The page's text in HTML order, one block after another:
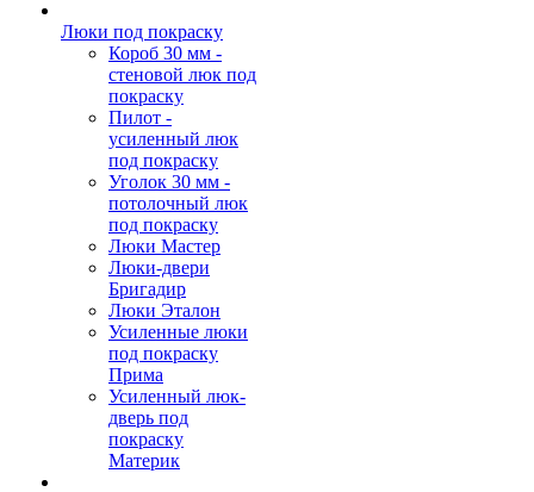
Люки под покраску
Короб 30 мм -
стеновой люк под
покраску
Пилот -
усиленный люк
под покраску
Уголок 30 мм -
потолочный люк
под покраску
Люки Мастер
Люки-двери
Бригадир
Люки Эталон
Усиленные люки
под покраску
Прима
Усиленный люк-
дверь под
покраску
Материк